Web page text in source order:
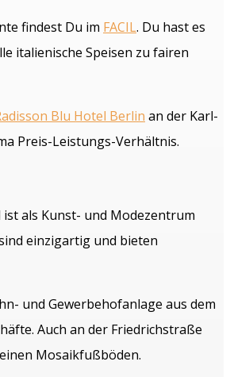
findest Du im FACIL. Du hast es
italienische Speisen zu fairen
Blu Hotel Berlin an der Karl-
Preis-Leistungs-Verhältnis.
als Kunst- und Modezentrum
einzigartig und bieten
und Gewerbehofanlage aus dem
Auch an der Friedrichstraße
Mosaikfußböden.